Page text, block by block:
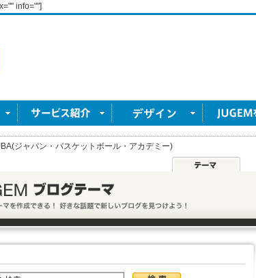
info=""]
ジャパン・バスケットボール・アカデミー)